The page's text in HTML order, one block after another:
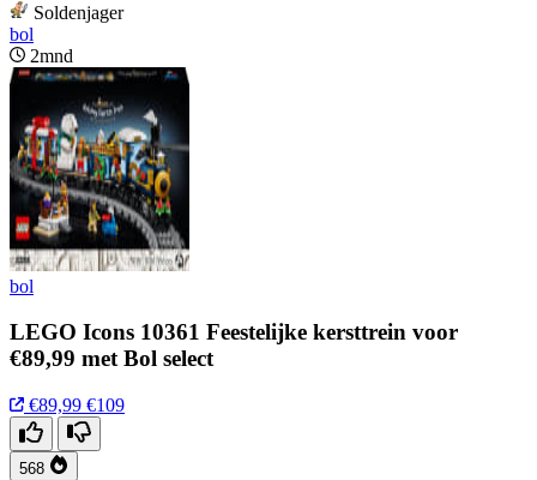
Soldenjager
bol
2mnd
bol
LEGO Icons 10361 Feestelijke kersttrein voor
€89,99 met Bol select
€89,99 €109
568